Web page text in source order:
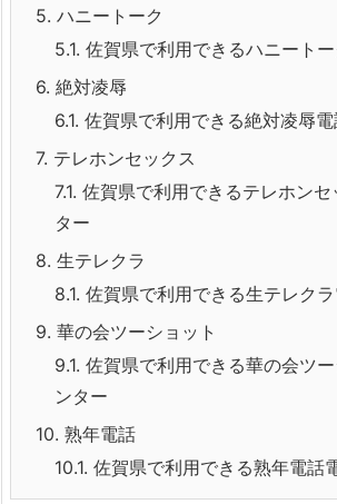
5. ハニートーク
5.1. 佐賀県で利用できるハニート
6. 絶対凌辱
6.1. 佐賀県で利用できる絶対凌辱
7. テレホンセックス
7.1. 佐賀県で利用できるテレホン
ター
8. 生テレクラ
8.1. 佐賀県で利用できる生テレク
9. 華の会ツーショット
9.1. 佐賀県で利用できる華の会ツ
ンター
10. 熟年電話
10.1. 佐賀県で利用できる熟年電話